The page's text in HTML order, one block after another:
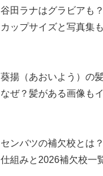
谷田ラナはグラビアも
カップサイズと写真集
葵揚（あおいよう）の
なぜ？髪がある画像も
センバツの補欠校とは
仕組みと2026補欠校一